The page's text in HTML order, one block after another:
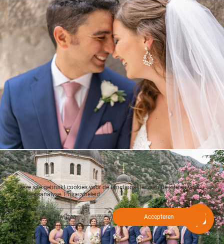
Deze site gebruikt cookies voor de functionaliteit van de site en voor
verkeersanalyse. Privacybeleid
Afwijzen Accepteren